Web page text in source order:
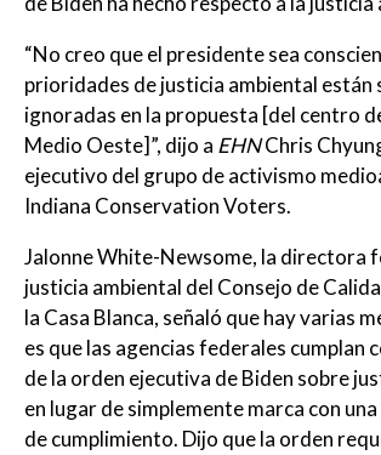
“No creo que el presidente sea
prioridades de justicia ambiental están
ignoradas en la propuesta [del centro
Medio Oeste]”, dijo a EHNChris
ejecutivo del grupo de activismo
Indiana Conservation Voters.
Jalonne White-Newsome, la directora
justicia ambiental del Consejo de
la Casa Blanca, señaló que hay varias
es que las agencias federales cumplan
de la orden ejecutiva de Biden sobre
en lugar de simplemente marca con una
de cumplimiento. Dijo que la orden